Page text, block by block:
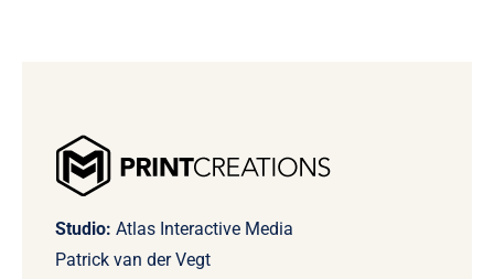
Studio: Atlas Interactive Media
Patrick van der Vegt